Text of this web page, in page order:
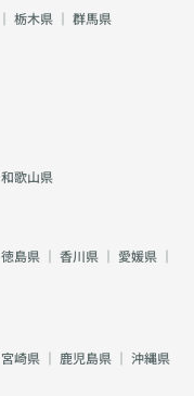
｜ 栃木県 ｜ 群馬県
和歌山県
徳島県 ｜ 香川県 ｜ 愛媛県 ｜
宮崎県 ｜ 鹿児島県 ｜ 沖縄県